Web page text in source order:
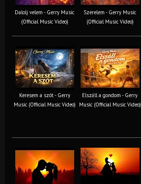
Dalolj velem - Gerry Music
(Official Music Video)
Szerelem - Gerry Music
(Official Music Video)
Keresem a szót - Gerry
Music (Official Music Video)
Elszáll a gondom - Gerry
Music (Official Music Video)